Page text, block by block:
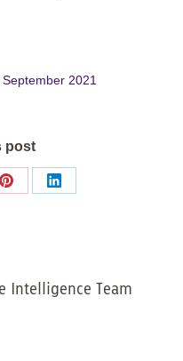
September 2021
post
Share
Share
Intelligence Team